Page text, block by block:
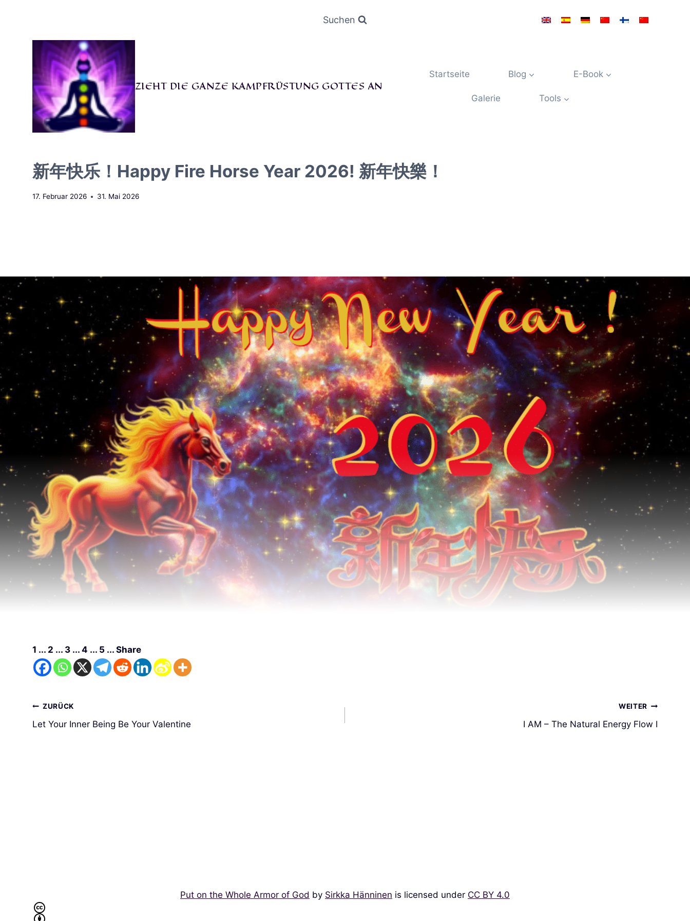
Suchen
ZIEHT DIE GANZE KAMPFRÜSTUNG GOTTES AN
Startseite Blog E-Book
Galerie Tools
新年快乐！Happy Fire Horse Year 2026! 新年快樂！
17. Februar 2026 31. Mai 2026
1 ... 2 ... 3 ... 4 ... 5 ... Share
Beitrags-
Navigation
ZURÜCK
Let Your Inner Being Be Your Valentine
WEITER
I AM – The Natural Energy Flow I
Put on the Whole Armor of God by Sirkka Hänninen is licensed under CC BY 4.0